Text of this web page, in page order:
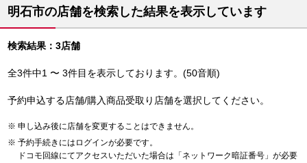
明石市の店舗を検索した結果を表示しています
検索結果：3店舗
全3件中1 〜 3件目を表示しております。(50音順)
予約申込する店舗/購入商品受取り店舗を選択してください。
申し込み後に店舗を変更することはできません。
予約手続きにはログインが必要です。
ドコモ回線にてアクセスいただいた場合は「ネットワーク暗証番号」が必要